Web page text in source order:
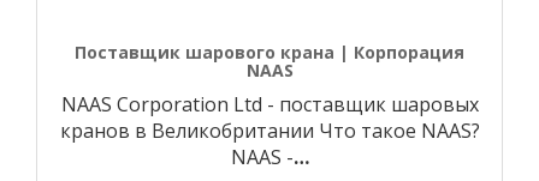
Поставщик шарового крана | Корпорация
NAAS
NAAS Corporation Ltd - поставщик шаровых
кранов в Великобритании Что такое NAAS?
NAAS -…